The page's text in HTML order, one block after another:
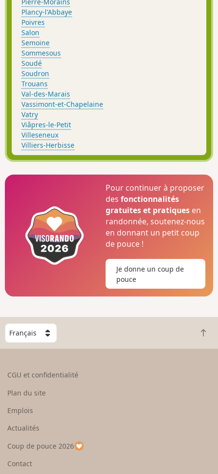
Plancy-l'Abbaye
Poivres
Salon
Semoine
Sommesous
Soudé
Soudron
Trouans
Val-des-Marais
Vassimont-et-Chapelaine
Vatry
Viâpres-le-Petit
Villeseneux
Villiers-Herbisse
Pour continuer à proposer
desfonctionnalités
gratuites et pratiques en
randonnée, soutenez-nous
en donnant un petit coup
de pouce !
Je donne un coup de
pouce
C
o
e
u
p
a
R
e
CGU et confidentialité
Plan du site
Emplois
Actualités
Coup de pouce 2026
Contact